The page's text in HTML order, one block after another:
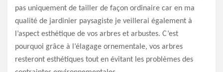
pas uniquement de tailler de façon ordinaire car en ma
qualité de jardinier paysagiste je veillerai également à
l’aspect esthétique de vos arbres et arbustes. C’est
pourquoi grâce à l’élagage ornementale, vos arbres
resteront esthétiques tout en évitant les problèmes des